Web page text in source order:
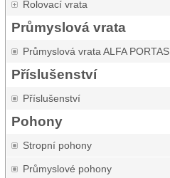
Rolovací vrata
Průmyslová vrata
Průmyslová vrata ALFA PORTAS
Příslušenství
Příslušenství
Pohony
Stropní pohony
Průmyslové pohony